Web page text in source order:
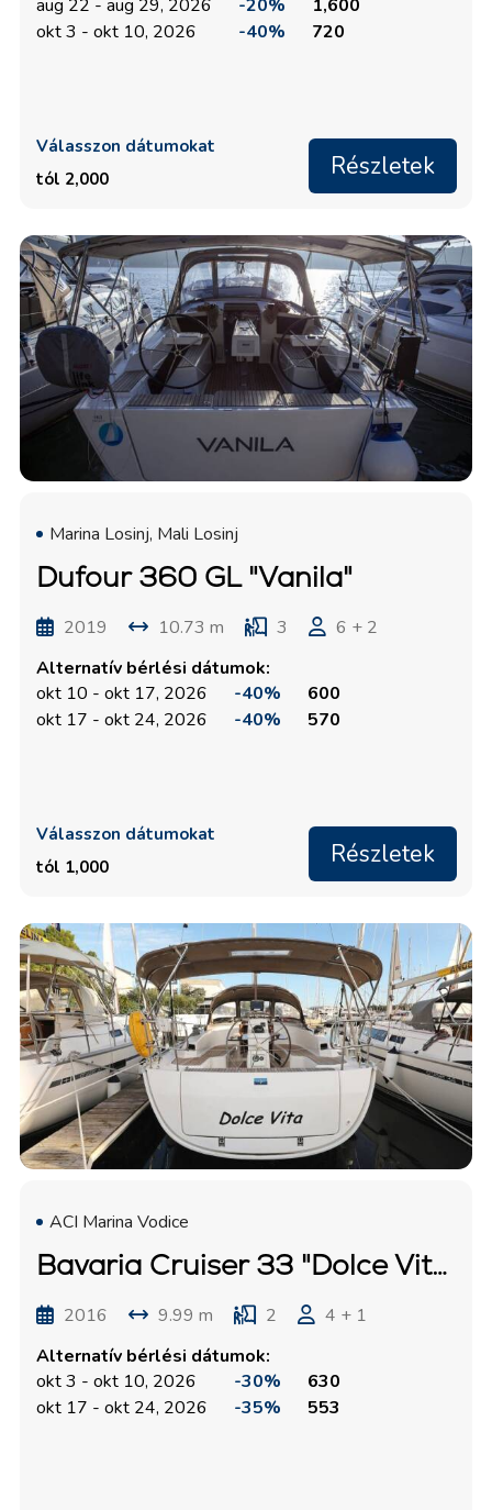
aug 22 - aug 29, 2026 -20%
1,600
okt 3 - okt 10, 2026
-40% 720
Válasszon dátumokat
tól 2,000
Részletek
Marina Losinj, Mali Losinj
Dufour 360 GL "Vanila"
2019 10.73 m 3
6 + 2
Alternatív bérlési dátumok:
okt 10 - okt 17, 2026
-40%
600
okt 17 - okt 24, 2026
-40% 570
Válasszon dátumokat
tól 1,000
Részletek
ACI Marina Vodice
Bavaria Cruiser 33 "Dolce Vita"
2016 9.99 m 2
4 + 1
Alternatív bérlési dátumok:
okt 3 - okt 10, 2026
-30%
630
okt 17 - okt 24, 2026
-35% 553